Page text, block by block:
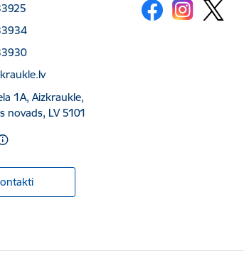
1A, Aizkraukle,
novads, LV 5101